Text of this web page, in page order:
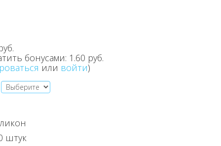
бонусами: 1.60 руб.
или войти)
штук